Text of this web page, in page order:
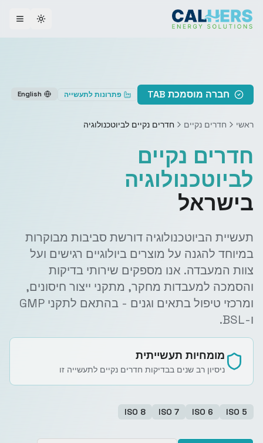
theme
חברה מוסמכת TAB פתרונות לתעשייה English
ראשי חדרים נקיים חדרים נקיים לביוטכנולוגיה
חדרים נקיים
לביוטכנולוגיה
בישראל
תעשיית הביוטכנולוגיה דורשת סביבות מבוקרות
במיוחד להגנה על מוצרים ביולוגיים רגישים ועל
צוות המעבדה. אנו מספקים שירותי בדיקות
והסמכה למעבדות מחקר, מתקני ייצור חיסונים,
ומרכזי טיפול בתאים וגנים - בהתאם לתקני GMP
ו-BSL.
מומחיות תעשייתית
ניסיון רב שנים בבדיקות חדרים נקיים לתעשייה זו
ISO 5
ISO 6
ISO 7
ISO 8